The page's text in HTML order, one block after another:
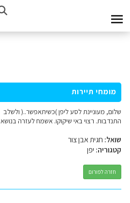
מומחי תיירות
שלום, מעוניינת לסע ליפן )כשיתאפשר..( ולשלב
התנדבות. רצוי באי שיקוקו. אשמח לעזרה בנושא
שואל: חגית אבן צור
קטגוריה: יפן
חזרה לפורום